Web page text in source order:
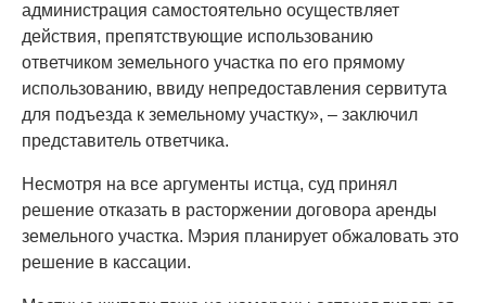
администрация самостоятельно осуществляет
действия, препятствующие использованию
ответчиком земельного участка по его прямому
использованию, ввиду непредоставления сервитута
для подъезда к земельному участку», – заключил
представитель ответчика.
Несмотря на все аргументы истца, суд принял
решение отказать в расторжении договора аренды
земельного участка. Мэрия планирует обжаловать это
решение в кассации.